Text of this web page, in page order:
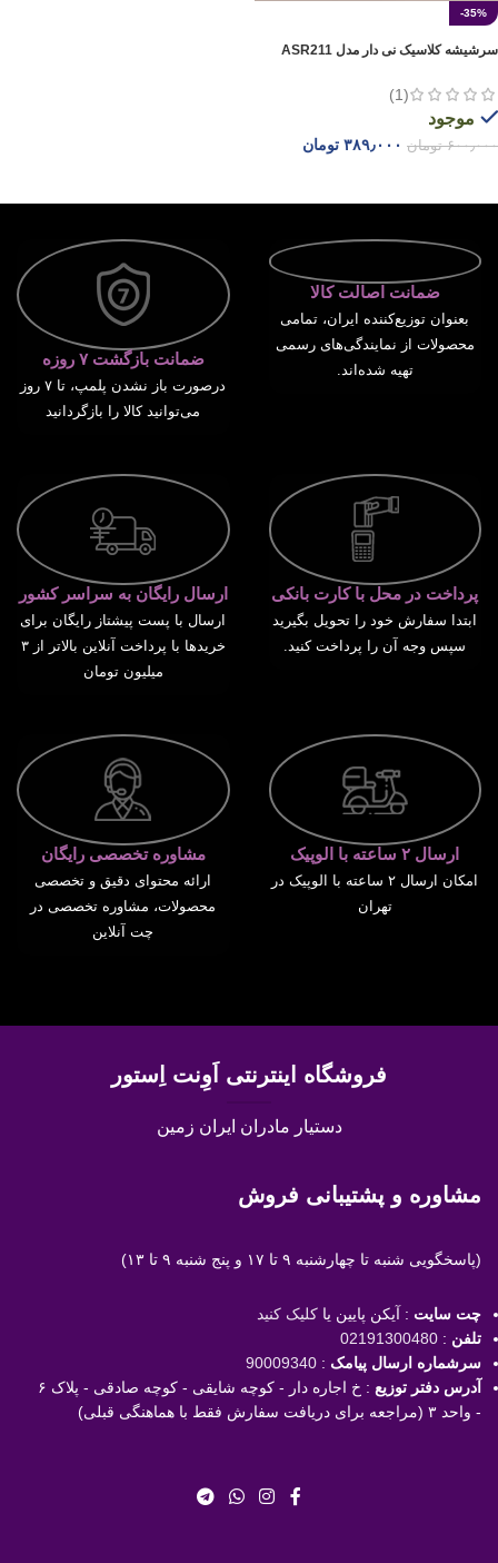
-35%
سرشیشه کلاسیک نی دار مدل ASR211
(1)
موجود
۶۰۰٫۰۰۰ تومان ۳۸۹٫۰۰۰ تومان
ضمانت اصالت کالا
بعنوان توزیع‌کننده ایران، تمامی
محصولات از نمایندگی‌های رسمی
تهیه شده‌اند.
ضمانت بازگشت ۷ روزه
درصورت باز نشدن پلمپ، تا ۷ روز
می‌توانید کالا را بازگردانید
پرداخت در محل با کارت بانکی
ابتدا سفارش خود را تحویل بگیرید
سپس وجه آن را پرداخت کنید.
ارسال رایگان به سراسر کشور
ارسال با پست پیشتاز رایگان برای
خریدها با پرداخت آنلاین بالاتر از ۳
میلیون تومان
ارسال ۲ ساعته با الوپیک
امکان ارسال ۲ ساعته با الوپیک در
تهران
مشاوره تخصصی رایگان
ارائه محتوای دقیق و تخصصی
محصولات، مشاوره تخصصی در
چت آنلاین
فروشگاه اینترنتی اَوِنت اِستور
دستیار مادران ایران زمین
مشاوره و پشتیبانی فروش
(پاسخگویی شنبه تا چهارشنبه ۹ تا ۱۷ و پنج شنبه ۹ تا ۱۳)
چت سایت : آیکن پایین یا کلیک کنید
تلفن :
02191300480
سرشماره ارسال پیامک :
90009340
آدرس دفتر توزیع
: خ اجاره دار - کوچه شایقی - کوچه صادقی - پلاک ۶
- واحد ۳ (مراجعه برای دریافت سفارش فقط با هماهنگی قبلی)